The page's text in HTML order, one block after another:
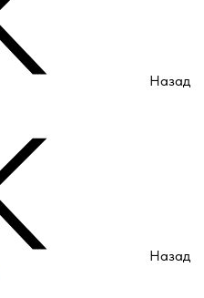
Назад
Назад